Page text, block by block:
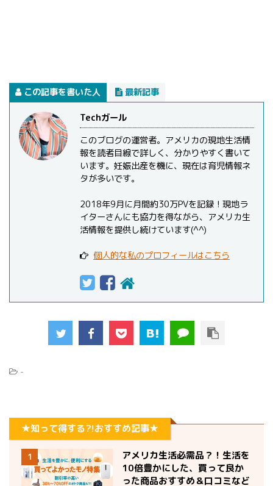
この記事を書いた人 最新記事
Techガール
このブログの運営者。アメリカの現地生活情
報を読者目線で詳しく、分かりやすく書いて
います。妊娠出産を機に、現在は育児情報ネ
タが多いです。
2018年9月に月間約30万PVを記録！現地ラ
イターさんにも協力を得ながら、アメリカ生
活情報を提供し続けています(^^)
個人的な私のプロフィールはこちら
-
★知って得する?!おすすめ記事★
1
アメリカ生活必需品？！生活を
10倍豊かにした、買って良か
った商品おすすめ＆口コミなど